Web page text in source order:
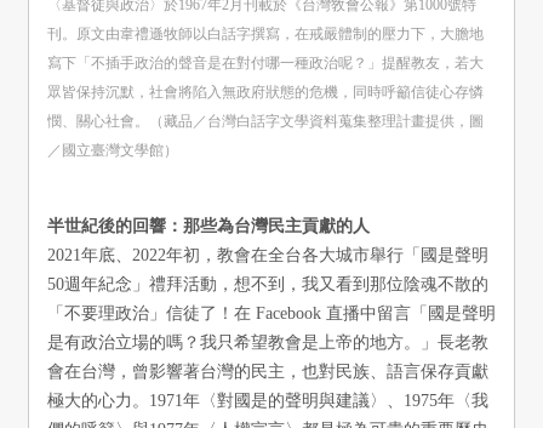
〈基督徒與政治〉於1967年2月刊載於《台灣敎會公報》第1000號特
刊。原文由韋禮遜牧師以白話字撰寫，在戒嚴體制的壓力下，大膽地
寫下「不插手政治的聲音是在對付哪一種政治呢？」提醒教友，若大
眾皆保持沉默，社會將陷入無政府狀態的危機，同時呼籲信徒心存憐
憫、關心社會。（藏品／台灣白話字文學資料蒐集整理計畫提供，圖
／國立臺灣文學館）
半世紀後的回響：那些為台灣民主貢獻的人
2021年底、2022年初，教會在全台各大城市舉行「國是聲明
50週年紀念」禮拜活動，想不到，我又看到那位陰魂不散的
「不要理政治」信徒了！在 Facebook 直播中留言「國是聲明
是有政治立場的嗎？我只希望教會是上帝的地方。」長老教
會在台灣，曾影響著台灣的民主，也對民族、語言保存貢獻
極大的心力。1971年〈對國是的聲明與建議〉、1975年〈我